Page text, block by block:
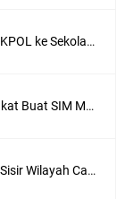
Kapolsek Dampingi Kunjungan Dosen AKPOL ke Sekolah Rakyat Gunungsari
Kasat Lantas Polres Lotim Ajak Masyrakat Buat SIM Melalui SATPAS Bukan Calo
Sat Samapta Polresta Mataram Patroli Sisir Wilayah Cakranegara